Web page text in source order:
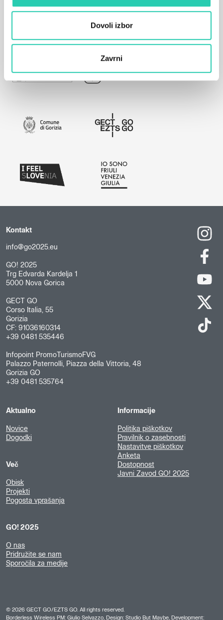
Dovoli izbor
Zavrni
Kontakt
info@go2025.eu
GO! 2025
Trg Edvarda Kardelja 1
5000 Nova Gorica
GECT GO
Corso Italia, 55
Gorizia
CF: 91036160314
+39 0481 535446
Infopoint PromoTurismoFVG
Palazzo Paternolli, Piazza della Vittoria, 48
Gorizia GO
+39 0481 535764
Aktualno
Novice
Dogodki
Več
Obisk
Projekti
Pogosta vprašanja
GO! 2025
O nas
Pridružite se nam
Sporočila za medije
Informacije
Politika piškotkov
Pravilnik o zasebnosti
Nastavitve piškotkov
Anketa
Dostopnost
Javni Zavod GO! 2025
© 2026 GECT GO/EZTS GO. All rights reserved.
Borderless Wireless PM: Giulio Selvazzo, Design: Studio But Maybe, Development: